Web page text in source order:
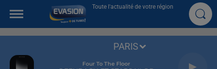
Toute l'actualité de votre région
Four To The Floor
PARIS